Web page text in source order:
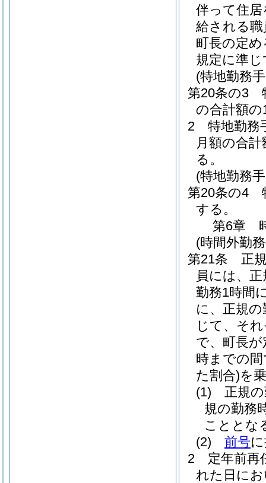
伴って住
給される
町長の定
規定に準
(特地勤務
第20条の3
の合計額
2
特地勤務
月額の合
る。
(特地勤務
第20条の4
する。
第6章
(時間外勤
第21条
正
員には、
勤務1時間
に、正規
じて、そ
で、町長
時までの
た割合)を
(1)
正規
規の勤務
こととな
(2)
前号
2
定年前再
れた日に